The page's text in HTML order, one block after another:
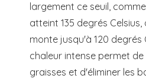
largement ce seuil,
atteint 135 degrés
monte jusqu'à 120 degrés
chaleur intense permet de
graisses et d'éliminer les